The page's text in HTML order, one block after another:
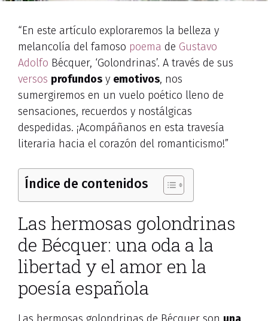
“En este artículo exploraremos la belleza y
melancolía del famoso poema de Gustavo
Adolfo Bécquer, ‘Golondrinas’. A través de sus
versos profundos y emotivos, nos
sumergiremos en un vuelo poético lleno de
sensaciones, recuerdos y nostálgicas
despedidas. ¡Acompáñanos en esta travesía
literaria hacia el corazón del romanticismo!”
Índice de contenidos
Las hermosas golondrinas
de Bécquer: una oda a la
libertad y el amor en la
poesía española